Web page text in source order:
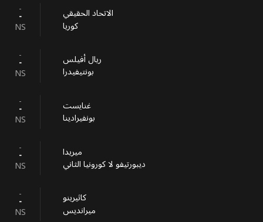
--
NS
الاتحاد الحقيقي
كوريا
--
NS
ريال أفيلس
بونتيفيدرا
--
NS
غنايست
بونفيرادينا
--
NS
ميريدا
ديبورتيفو لا كورونيا الثاني
--
NS
كاثيرينو
ميرانديس